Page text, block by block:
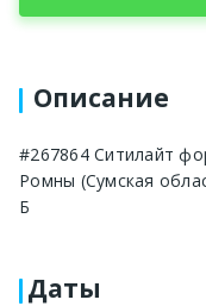
Описание
#267864 Ситилайт
Ромны (Сумская
Б
Даты